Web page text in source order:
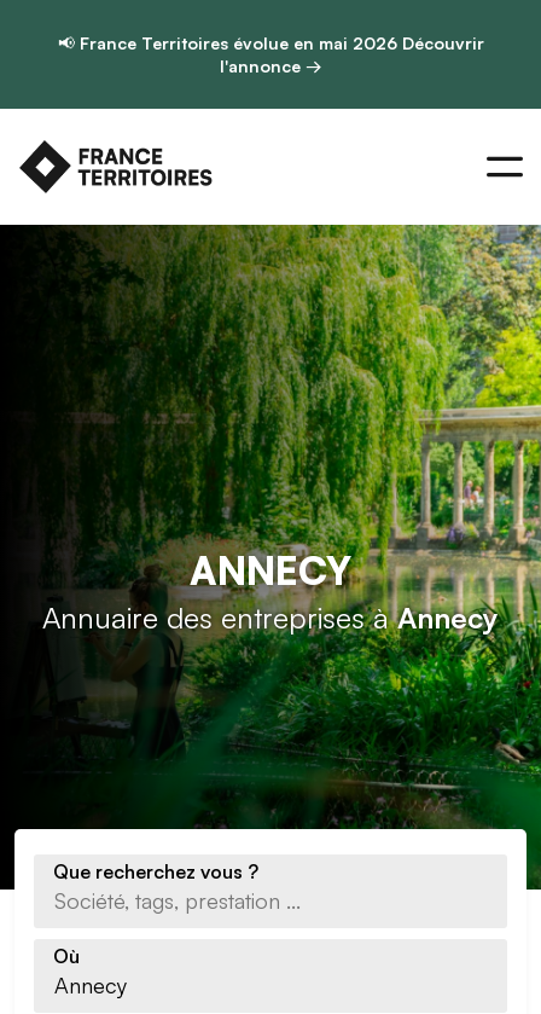
📢 France Territoires évolue en mai 2026 Découvrir
l'annonce →
ANNECY
Annuaire des entreprises àAnnecy
Que recherchez vous ?
Où